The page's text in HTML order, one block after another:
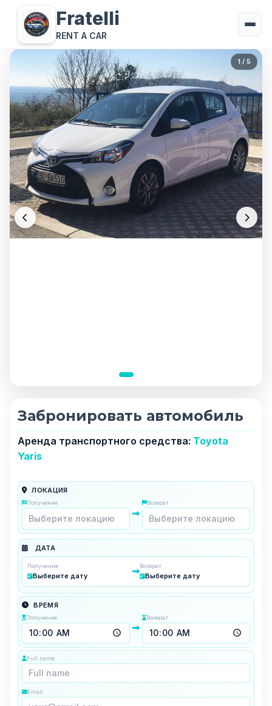
Fratelli
RENT A CAR
1 / 5
Забронировать автомобиль
Аренда транспортного средства: Toyota
Yaris
ЛОКАЦИЯ
Получение Возврат
ДАТА
Получение
Выберите дату
Возврат
Выберите дату
ВРЕМЯ
Получение Возврат
Full name
Email